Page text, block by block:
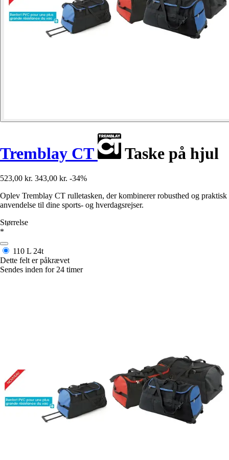
Tremblay CT Taske på hjul
523,00 kr. 343,00 kr. -34%
Oplev Tremblay CT rulletasken, der kombinerer robusthed og praktisk
anvendelse til dine sports- og hverdagsrejser.
Størrelse
*
110 L 24t
Dette felt er påkrævet
Sendes inden for 24 timer